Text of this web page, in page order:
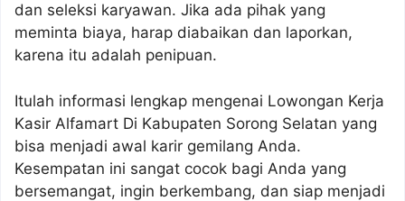
dan seleksi karyawan. Jika ada pihak yang
meminta biaya, harap diabaikan dan laporkan,
karena itu adalah penipuan.
Itulah informasi lengkap mengenai Lowongan Kerja
Kasir Alfamart Di Kabupaten Sorong Selatan yang
bisa menjadi awal karir gemilang Anda.
Kesempatan ini sangat cocok bagi Anda yang
bersemangat, ingin berkembang, dan siap menjadi